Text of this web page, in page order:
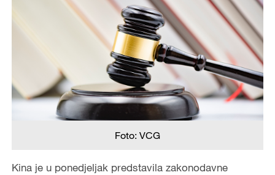
Foto: VCG
Kina je u ponedjeljak predstavila zakonodavne